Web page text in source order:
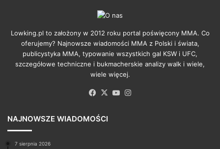
Lowking.pl to założony w 2012 roku portal poświęcony MMA. Co
oferujemy? Najnowsze wiadomości MMA z Polski i świata,
publicystyka MMA, typowanie wszystkich gal KSW i UFC,
szczegółowe techniczne i bukmacherskie analizy walk i wiele,
wiele więcej.
Facebook
X YouTube
NAJNOWSZE WIADOMOŚCI
7 sierpnia 2026